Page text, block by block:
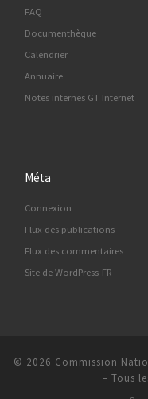
FAQ
Documenthèque
Calendrier
Annuaire
Notes internes GT Internet
Méta
Connexion
Flux des publications
Flux des commentaires
Site de WordPress-FR
© 2026 Commission
– Tous